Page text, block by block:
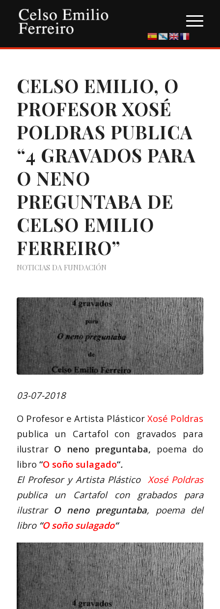
CELSO EMILIO, O
PROFESOR XOSÉ
POLDRAS PUBLICA
“4 GRAVADOS PARA
O NENO
PREGUNTABA DE
CELSO EMILIO
FERREIRO”
NOTICIAS DA FUNDACIÓN
03-07-2018
O Profesor e Artista PlásticorXosé Poldras
publica un Cartafol con gravados para
ilustrarO neno preguntaba, poema do
libro “O soño sulagado“.
El Profesor y Artista Plástico Xosé Poldras
publica un Cartafol con grabados para
ilustrar O neno preguntaba, poema del
libro “O soño sulagado“